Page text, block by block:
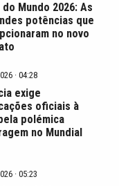
do Mundo 2026: As
potências que
no novo
· 04:28
exige
oficiais à
polémica
no Mundial
· 05:23